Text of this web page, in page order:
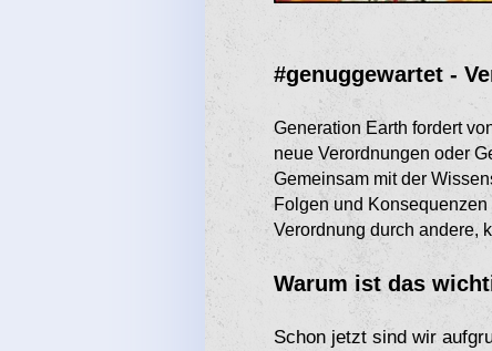
#genuggewartet -
Generation Earth fordert
neue Verordnungen oder
Gemeinsam mit der
Folgen und
Verordnung durch andere,
Warum ist das
Schon jetzt sind wir